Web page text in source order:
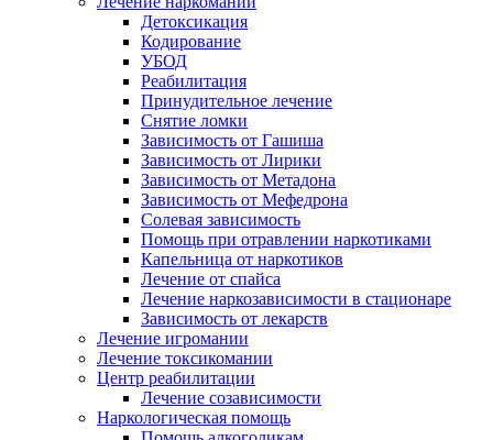
Детоксикация
Кодирование
УБОД
Реабилитация
Принудительное лечение
Снятие ломки
Зависимость от Гашиша
Зависимость от Лирики
Зависимость от Метадона
Зависимость от Мефедрона
Солевая зависимость
Помощь при отравлении наркотиками
Капельница от наркотиков
Лечение от спайса
Лечение наркозависимости в стационаре
Зависимость от лекарств
Лечение игромании
Лечение токсикомании
Центр реабилитации
Лечение созависимости
Наркологическая помощь